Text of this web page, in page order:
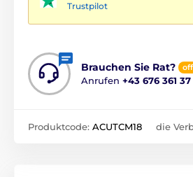
Trustpilot
Brauchen Sie Rat?
Anrufen +43 676 361
Produktcode: ACUTCM18 die